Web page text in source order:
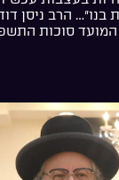
בנו”… הרב ניסן
המועד סוכות